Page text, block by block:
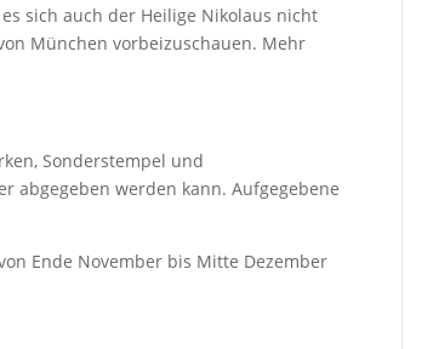
sich auch der Heilige Nikolaus nicht
München vorbeizuschauen. Mehr
Sonderstempel und
abgegeben werden kann. Aufgegebene
Ende November bis Mitte Dezember